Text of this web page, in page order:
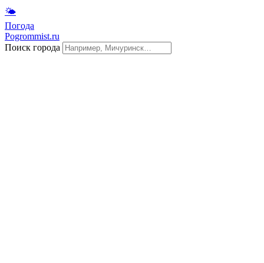
🌤
Погода
Pogrommist.ru
Поиск города